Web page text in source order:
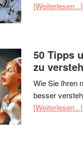
[Weiterlesen...]
50 Tipps
zu
Wie Sie Ihren
besser
[Weiterlesen...]